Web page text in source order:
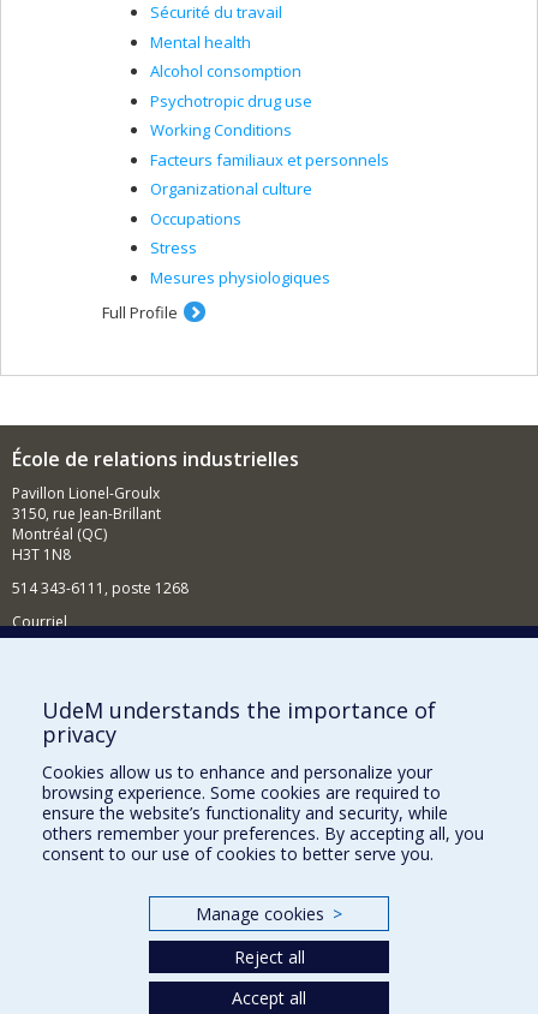
Sécurité du travail
Mental health
Alcohol consomption
Psychotropic drug use
Working Conditions
Facteurs familiaux et personnels
Organizational culture
Occupations
Stress
Mesures physiologiques
Full Profile
École de relations industrielles
Pavillon Lionel-Groulx
3150, rue Jean-Brillant
Montréal (QC)
H3T 1N8
514 343-6111, poste 1268
Courriel
Comment soutenir l'École?
BESOIN D'AIDE?
Plan du site
Signaler une erreur
Accessibilité
Nos départements et écoles
UdeM understands the importance of
privacy
Cookies allow us to enhance and personalize your
browsing experience. Some cookies are required to
ensure the website’s functionality and security, while
others remember your preferences. By accepting all, you
consent to our use of cookies to better serve you.
Manage cookies >
Reject all
Accept all